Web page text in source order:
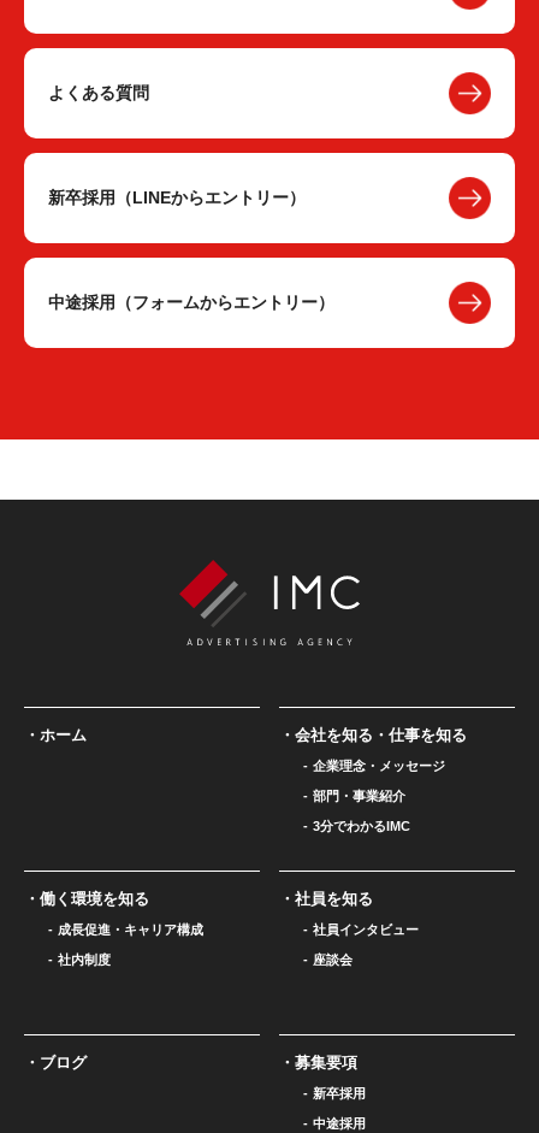
よくある質問
新卒採用（LINEからエントリー）
中途採用（フォームからエントリー）
ホーム 会社を知る・仕事を知る
企業理念・メッセージ
部門・事業紹介
3分でわかるIMC
働く環境を知る
成長促進・キャリア構成
社内制度
社員を知る
社員インタビュー
座談会
ブログ 募集要項
新卒採用
中途採用